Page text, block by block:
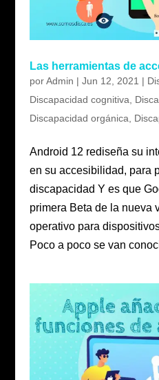
Las herramientas de
porAdmin | Jun 12, 2021 |
Discapacidad cognitiva
Discapacidad orgánica
Android 12 rediseña su
en su accesibilidad, para
discapacidad Y es que
primera Beta de la nueva
operativo para
Poco a poco se van